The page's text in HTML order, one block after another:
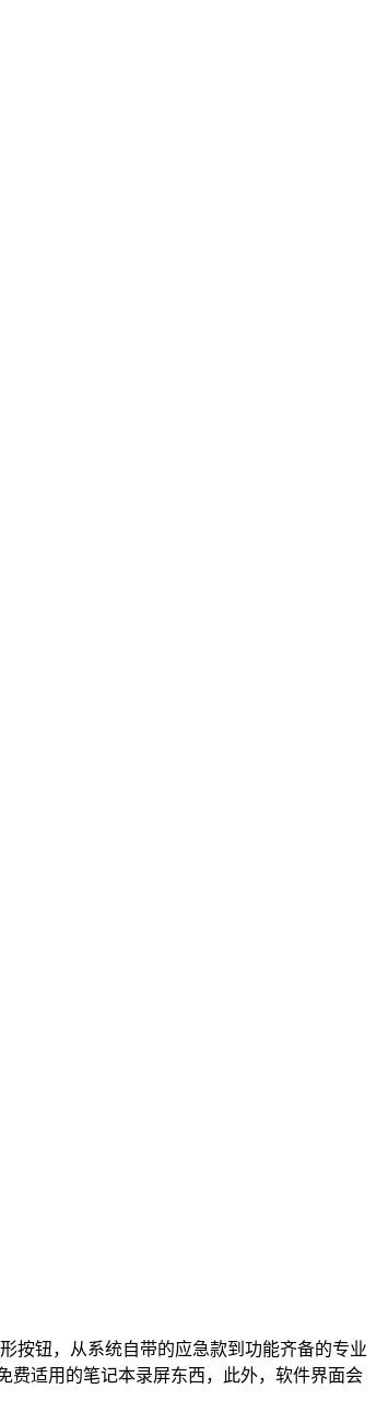
钮，从系统自带的应急款到功能齐备的专业
费适用的笔记本录屏东西，此外，软件界面会